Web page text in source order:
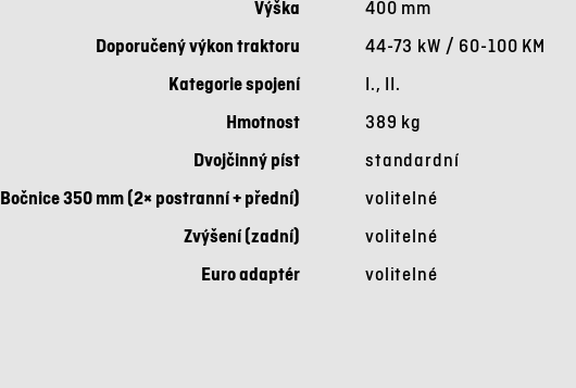
Výška
400 mm
Doporučený výkon traktoru
44-73 kW / 60-100 KM
Kategorie spojení
I., II.
Hmotnost
389 kg
Dvojčinný píst
standardní
Bočnice 350 mm (2× postranní + přední)
volitelné
Zvýšení (zadní)
volitelné
Euro adaptér
volitelné